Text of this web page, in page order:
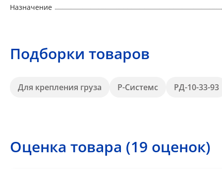
Назначение
Подборки товаров
Для крепления груза Р-Системс РД-10-33-93
Оценка товара (19 оценок)